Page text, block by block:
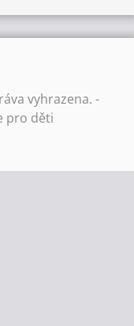
vyhrazena. -
pro děti